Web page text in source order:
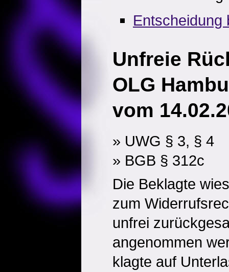
Entscheidung
Unfreie
OLG
vom
» UWG § 3, § 4
» BGB § 312c
Die Beklagte
zum
unfrei
angenommen
klagte auf